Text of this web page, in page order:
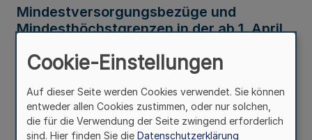
Mindestversorgungsbezüge und
Mindesthöchstgrenzen in der ab 1. April
Verwaltungsvorschrift
Cookie-Einstellungen
Auf dieser Seite werden Cookies verwendet. Sie können
entweder allen Cookies zustimmen, oder nur solchen,
die für die Verwendung der Seite zwingend erforderlich
sind. Hier finden Sie die Datenschutzerklärung